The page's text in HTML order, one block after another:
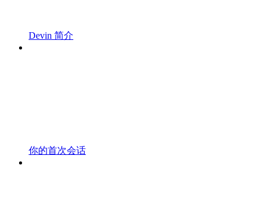
Devin 简介
你的首次会话